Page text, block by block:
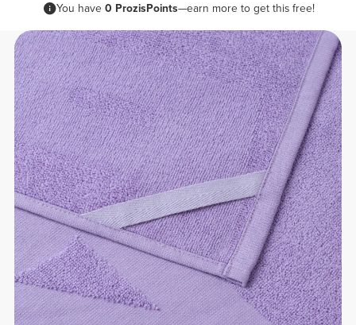
You have 0 ProzisPoints—earn more to get this free!